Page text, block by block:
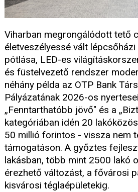
Viharban megrongálódott tető
életveszélyessé vált lépcsőházi
pótlása, LED-es
és füstelvezető rendszer
néhány példa az OTP Bank
Pályázatának 2026-os
„Fenntarthatóbb jövő" és a
kategóriában idén 20
50 millió forintos - vissza nem
támogatáson. A győztes
lakásban, több mint 2500 lakó
érezhető változást, a fővárosi
kisvárosi téglaépületekig.